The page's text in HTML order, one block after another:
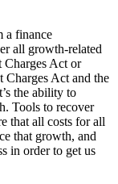
a finance
all growth-related
Charges Act or
Charges Act and the
the ability to
Tools to recover
that all costs for all
that growth, and
in order to get us